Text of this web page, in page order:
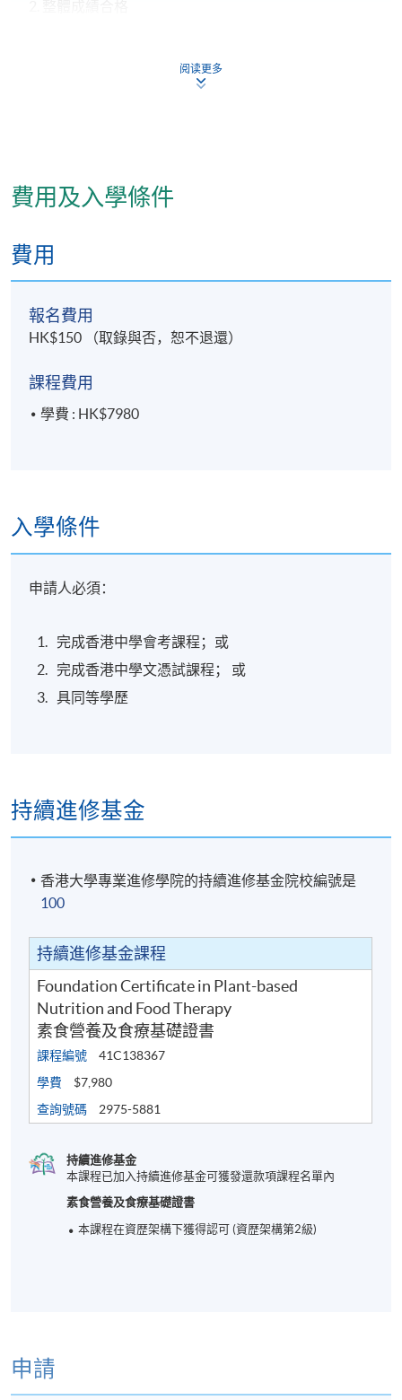
2390-HS199A
逢周三，6:45pm - 9:45pm
修業期
地點
香港大學專業進修學院教學中心 (銅鑼灣/炮台山/北
角)
阅读更多
費用及入學條件
費用
報名費用
HK$150 （取錄與否，恕不退還）
課程費用
學費 : HK$7980
入學條件
申請人必須：
完成香港中學會考課程；或
完成香港中學文憑試課程； 或
具同等學歷
持續進修基金
香港大學專業進修學院的持續進修基金院校編號是
100
持續進修基金課程
Foundation Certificate in Plant-based
Nutrition and Food Therapy
素食營養及食療基礎證書
課程編號
41C138367
學費
$7,980
查詢號碼
2975-5881
持續進修基金
本課程已加入持續進修基金可獲發還款項課程名單內
素食營養及食療基礎證書
本課程在資歴架構下獲得認可 (資歴架構第2級)
申請